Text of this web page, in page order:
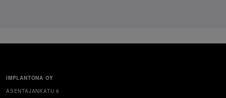
IMPLANTONA OY
ASENTAJANKATU 6